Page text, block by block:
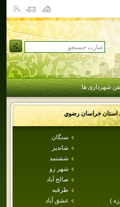
شهرداری ها
استانخراسان رضوي
سنگان
شانديز
ششتمد
شهر زو
صالح آباد
طرقبه
)
عشق آباد